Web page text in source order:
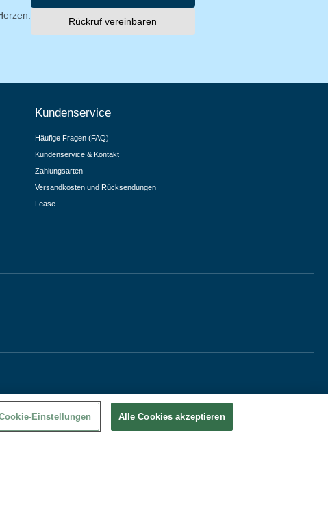
Rückruf vereinbaren
Kundenservice
Häufige Fragen (FAQ)
Kundenservice & Kontakt
Zahlungsarten
Versandkosten und Rücksendungen
Lease
Einstellungen Alle Cookies akzeptieren